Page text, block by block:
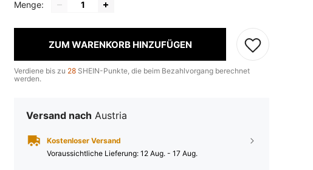
Menge:
ZUM WARENKORB HINZUFÜGEN
Verdiene bis zu 28 SHEIN-Punkte, die beim Bezahlvorgang berechnet
werden.
Versand nach Austria
Kostenloser Versand
Voraussichtliche Lieferung: 12 Aug. - 17 Aug.